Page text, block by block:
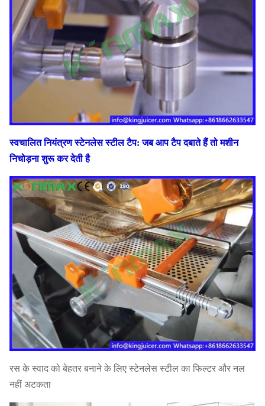
स्वचालित नियंत्रण स्टेनलेस स्टील टैप: जब आप टैप दबाते हैं तो मशीन
निचोड़ना शुरू कर देती है
रस के स्वाद को बेहतर बनाने के लिए स्टेनलेस स्टील का फिल्टर और नल
नहीं अटकता